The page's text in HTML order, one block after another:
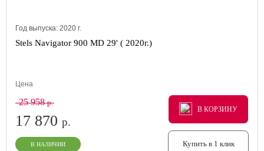
Год выпуска: 2020 г.
Stels Navigator 900 MD 29' ( 2020г.)
Цена
25 958р.
17 870 р.
В НАЛИЧИИ
В КОРЗИНУ
В КОРЗИНУ
В КОРЗИНУ
Купить в 1 клик